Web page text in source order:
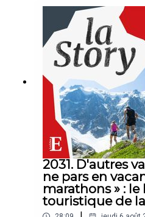
Revolut.
2031. D'autres
ne pars en
marathons » : le
touristique de